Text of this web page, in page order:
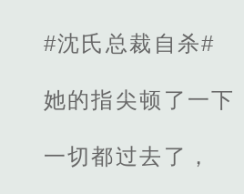
#沈氏总裁自杀#
她的指尖顿了一下
一切都过去了，